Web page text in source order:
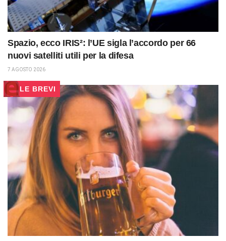
Spazio, ecco IRIS²: l’UE sigla l’accordo per 66
nuovi satelliti utili per la difesa
7 AGOSTO 2026
LE BREVI